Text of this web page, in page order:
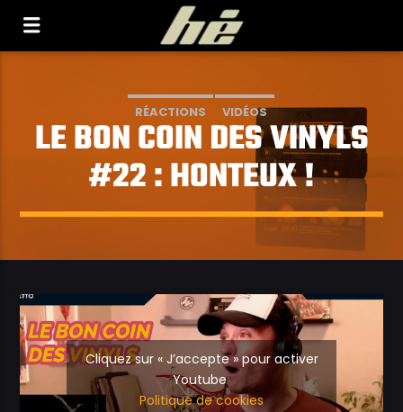
RÉACTIONS VIDÉOS
LE BON COIN DES VINYLS
#22 : HONTEUX !
Cliquez sur « J’accepte » pour activer
Youtube
Politique de cookies